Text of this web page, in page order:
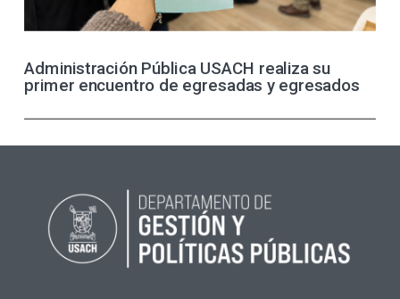
Administración Pública USACH realiza su
primer encuentro de egresadas y egresados